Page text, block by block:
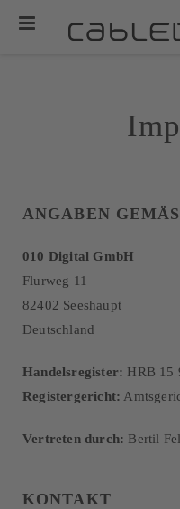
Navigation
umschalten
ANGABEN
010 Digital GmbH
Flurweg 11
82402 Seeshaupt
Deutschland
Handelsregister: HRB 15
Registergericht:
Vertreten durch: Bertil
KONTAKT